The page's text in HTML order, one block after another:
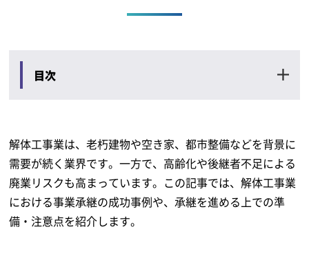
目次
解体工事業は、老朽建物や空き家、都市整備などを背景に
需要が続く業界です。一方で、高齢化や後継者不足による
廃業リスクも高まっています。この記事では、解体工事業
における事業承継の成功事例や、承継を進める上での準
備・注意点を紹介します。